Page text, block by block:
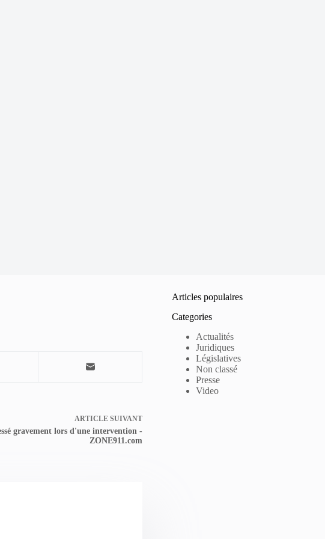
ARTICLE SUIVANT
gravement lors d'une intervention -
ZONE911.com
Articles populaires
Categories
Actualités
Juridiques
Législatives
Non classé
Presse
Video